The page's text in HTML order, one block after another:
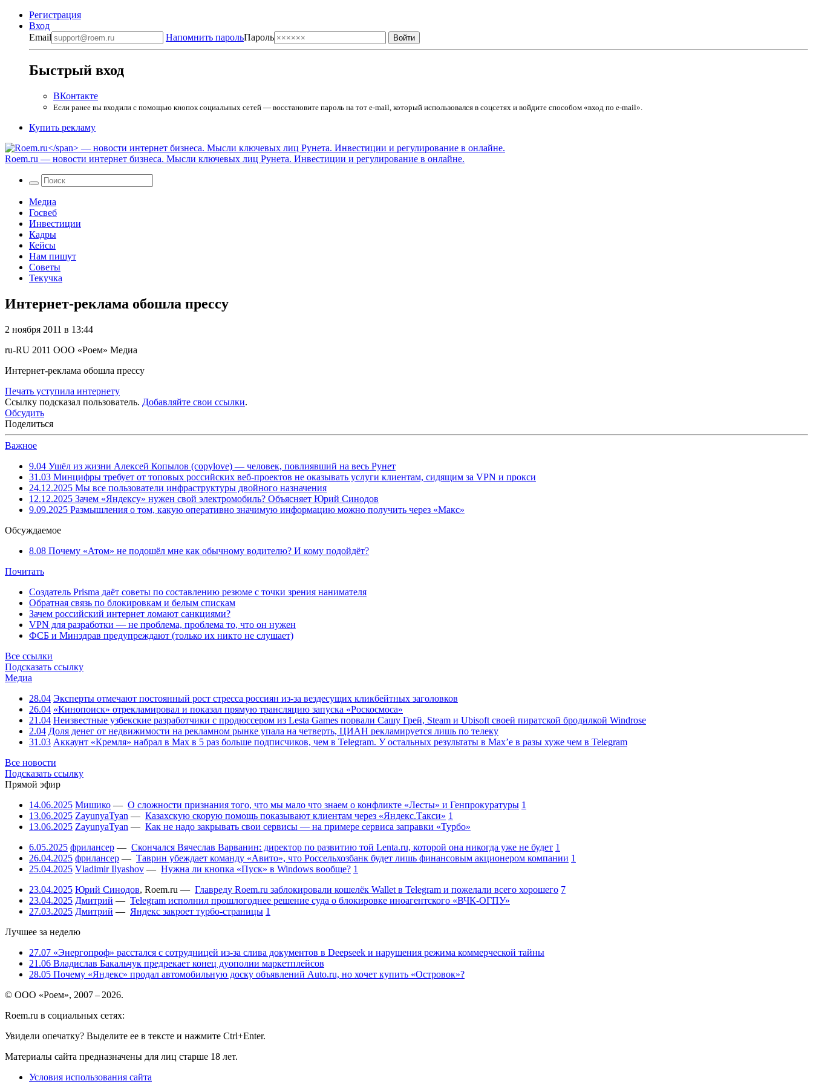
Регистрация
Вход
Email
Напомнить парольПароль
Быстрый вход
ВКонтакте
Если ранее вы входили с помощью кнопок социальных сетей — восстановите пароль на тот e-mail, который использовался в соцсетях и войдите способом «вход по e-mail».
Купить рекламу
Roem.ru — новости интернет бизнеса. Мысли ключевых лиц Рунета. Инвестиции и регулирование в онлайне.
Медиа
Госвеб
Инвестиции
Кадры
Кейсы
Нам пишут
Советы
Текучка
Интернет-реклама обошла прессу
2 ноября 2011 в 13:44
ru-RU 2011 ООО «Роем» Медиа
Интернет-реклама обошла прессу
Печать уступила интернету
Ссылку подсказал пользователь. Добавляйте свои ссылки.
Обсудить
Поделиться
Важное
9.04 Ушёл из жизни Алексей Копылов (copylove) — человек, повлиявший на весь Рунет
31.03 Минцифры требует от топовых российских веб-проектов не оказывать услуги клиентам, сидящим за VPN и прокси
24.12.2025 Мы все пользователи инфраструктуры двойного назначения
12.12.2025 Зачем «Яндексу» нужен свой электромобиль? Объясняет Юрий Синодов
9.09.2025 Размышления о том, какую оперативно значимую информацию можно получить через «Макс»
Обсуждаемое
8.08 Почему «Атом» не подошёл мне как обычному водителю? И кому подойдёт?
Почитать
Создатель Prisma даёт советы по составлению резюме с точки зрения нанимателя
Обратная связь по блокировкам и белым спискам
Зачем российский интернет ломают санкциями?
VPN для разработки — не проблема, проблема то, что он нужен
ФСБ и Минздрав предупреждают (только их никто не слушает)
Все ссылки
Подсказать ссылку
Медиа
28.04 Эксперты отмечают постоянный рост стресса россиян из-за вездесущих кликбейтных заголовков
26.04 «Кинопоиск» отрекламировал и показал прямую трансляцию запуска «Роскосмоса»
21.04 Неизвестные узбекские разработчики с продюссером из Lesta Games порвали Сашу Грей, Steam и Ubisoft своей пиратской бродилкой Windrose
2.04 Доля денег от недвижимости на рекламном рынке упала на четверть, ЦИАН рекламируется лишь по телеку
31.03 Аккаунт «Кремля» набрал в Max в 5 раз больше подписчиков, чем в Telegram. У остальных результаты в Max’е в разы хуже чем в Telegram
Все новости
Подсказать ссылку
Прямой эфир
14.06.2025 Мишико — О сложности признания того, что мы мало что знаем о конфликте «Лесты» и Генпрокуратуры 1
13.06.2025 ZayunyaTyan — Казахскую скорую помощь показывают клиентам через «Яндекс.Такси» 1
13.06.2025 ZayunyaTyan — Как не надо закрывать свои сервисы — на примере сервиса заправки «Турбо»
6.05.2025 фрилансер — Скончался Вячеслав Варванин: директор по развитию той Lenta.ru, которой она никогда уже не будет 1
26.04.2025 фрилансер — Таврин убеждает команду «Авито», что Россельхозбанк будет лишь финансовым акционером компании 1
25.04.2025 Vladimir Ilyashov — Нужна ли кнопка «Пуск» в Windows вообще? 1
23.04.2025 Юрий Синодов, Roem.ru — Главреду Roem.ru заблокировали кошелёк Wallet в Telegram и пожелали всего хорошего 7
23.04.2025 Дмитрий — Telegram исполнил прошлогоднее решение суда о блокировке иноагентского «ВЧК-ОГПУ»
27.03.2025 Дмитрий — Яндекс закроет турбо-страницы 1
Лучшее за неделю
27.07 «Энергопроф» расстался с сотрудницей из-за слива документов в Deepseek и нарушения режима коммерческой тайны
21.06 Владислав Бакальчук предрекает конец дуополии маркетплейсов
28.05 Почему «Яндекс» продал автомобильную доску объявлений Auto.ru, но хочет купить «Островок»?
© ООО «Роем», 2007 – 2026.
Roem.ru в социальных сетях:
Увидели опечатку? Выделите ее в тексте и нажмите Ctrl+Enter.
Материалы сайта предназначены для лиц старше 18 лет.
Условия использования сайта